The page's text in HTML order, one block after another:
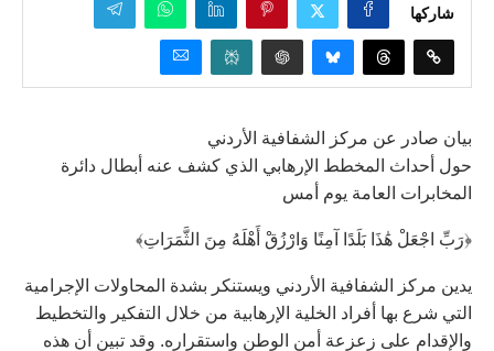
شاركها
بيان صادر عن مركز الشفافية الأردني
حول أحداث المخطط الإرهابي الذي كشف عنه أبطال دائرة
المخابرات العامة يوم أمس
﴿رَبِّ اجْعَلْ هَٰذَا بَلَدًا آمِنًا وَارْزُقْ أَهْلَهُ مِنَ الثَّمَرَاتِ﴾
يدين مركز الشفافية الأردني ويستنكر بشدة المحاولات الإجرامية
التي شرع بها أفراد الخلية الإرهابية من خلال التفكير والتخطيط
والإقدام على زعزعة أمن الوطن واستقراره. وقد تبين أن هذه